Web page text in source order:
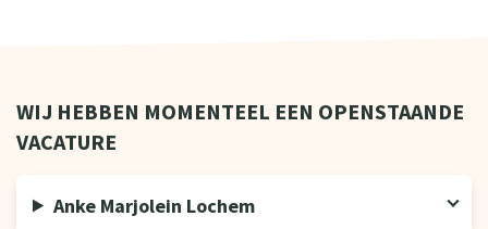
WIJ HEBBEN MOMENTEEL EEN OPENSTAANDE
VACATURE
Anke Marjolein Lochem